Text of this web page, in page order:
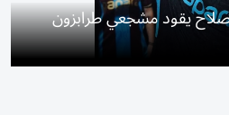
يقود مشجعي طرابزون